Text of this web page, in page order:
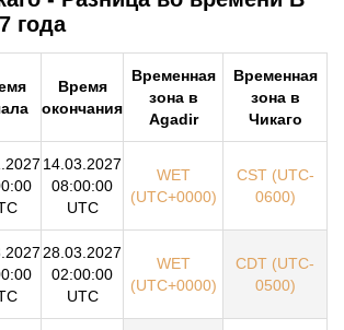
года
Время
окончания
Временная
зона в
Agadir
Временная
зона в
Чикаго
14.03.2027
08:00:00
UTC
WET
(UTC+0000)
CST (UTC-
0600)
28.03.2027
02:00:00
UTC
WET
(UTC+0000)
CDT (UTC-
0500)